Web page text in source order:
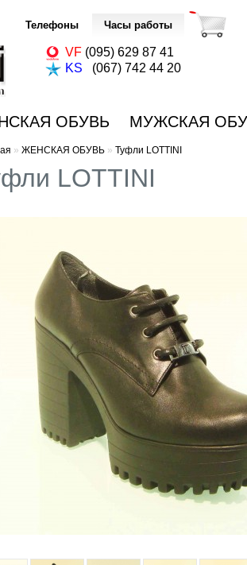
Телефоны Часы работы
VF (095) 629 87 41
KS (067) 742 44 20
ОБУВЬ МУЖСКАЯ
» ЖЕНСКАЯ ОБУВЬ » Туфли LOTTINI
LOTTINI